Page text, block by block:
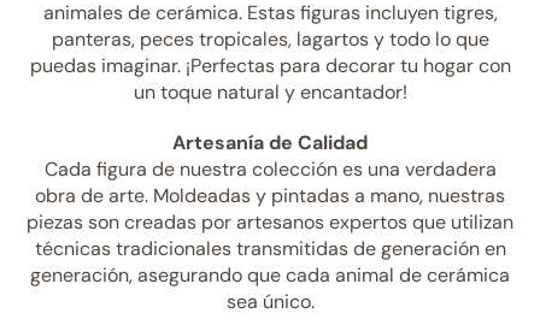
animales de cerámica. Estas figuras incluyen tigres,
panteras, peces tropicales, lagartos y todo lo que
puedas imaginar. ¡Perfectas para decorar tu hogar con
un toque natural y encantador!
Artesanía de Calidad
Cada figura de nuestra colección es una verdadera
obra de arte. Moldeadas y pintadas a mano, nuestras
piezas son creadas por artesanos expertos que utilizan
técnicas tradicionales transmitidas de generación en
generación, asegurando que cada animal de cerámica
sea único.